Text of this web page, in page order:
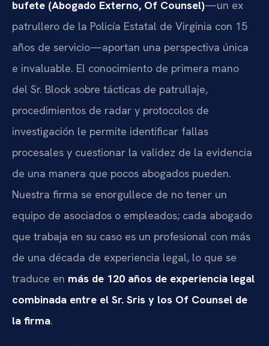
bufete (Abogado Externo, Of Counsel)—un ex
patrullero de la Policía Estatal de Virginia con 15
años de servicio—aportan una perspectiva única
e invaluable. El conocimiento de primera mano
del Sr. Block sobre tácticas de patrullaje,
procedimientos de radar y protocolos de
investigación le permite identificar fallas
procesales y cuestionar la validez de la evidencia
de una manera que pocos abogados pueden.
Nuestra firma se enorgullece de no tener un
equipo de asociados o empleados; cada abogado
que trabaja en su caso es un profesional con más
de una década de experiencia legal, lo que se
traduce en más de 120 años de experiencia legal
combinada entre el Sr. Sris y los Of Counsel de
la firma.